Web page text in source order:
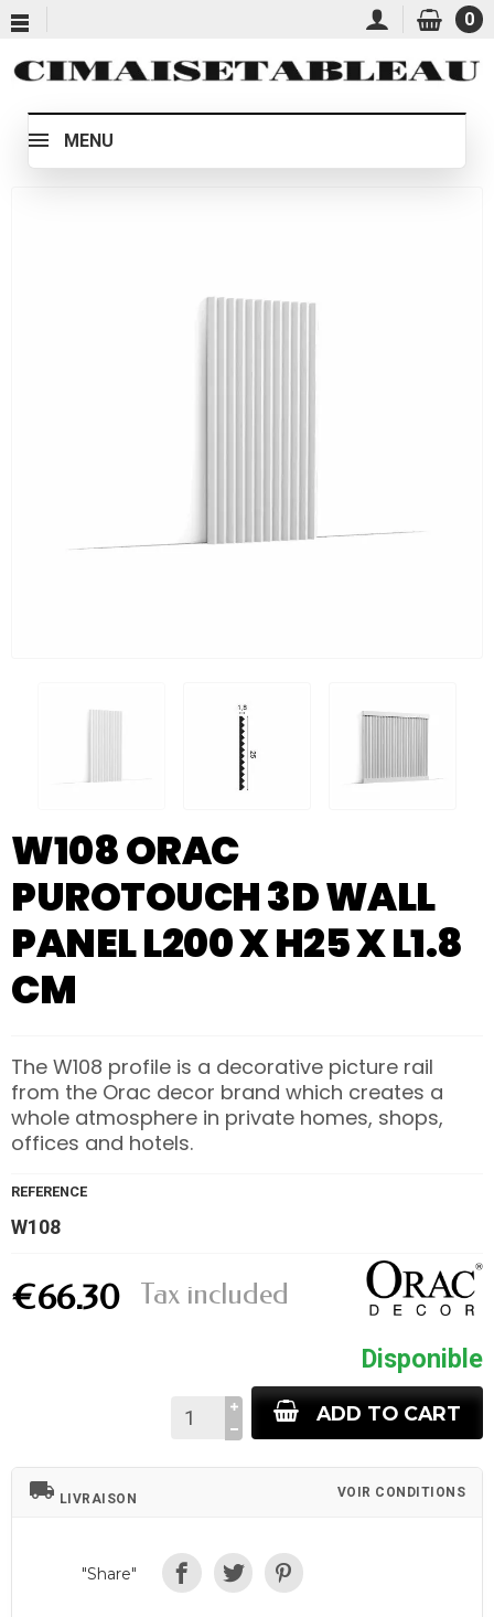
0
MENU
W108 ORAC
PUROTOUCH 3D WALL
PANEL L200 X H25 X L1.8
CM
The W108 profile is a decorative picture rail
from the Orac decor brand which creates a
whole atmosphere in private homes, shops,
offices and hotels.
REFERENCE
W108
€66.30 Tax included
Disponible
ADD TO CART
local_shipping LIVRAISON VOIR CONDITIONS
"Share"